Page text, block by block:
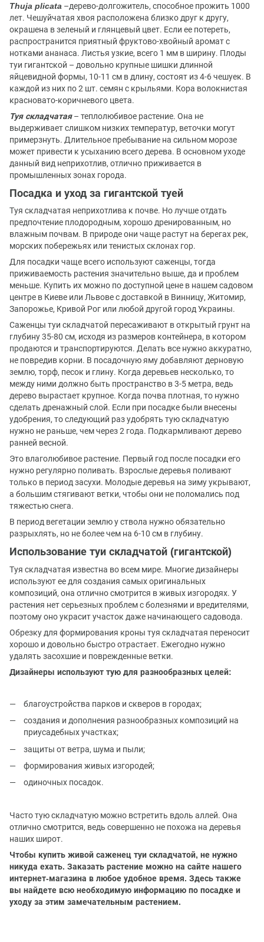
Thuja plicata –дерево-долгожитель, способное прожить 1000
лет. Чешуйчатая хвоя расположена близко друг к другу,
окрашена в зеленый и глянцевый цвет. Если ее потереть,
распространится приятный фруктово-хвойный аромат с
нотками ананаса. Листья узкие, всего 1 мм в ширину. Плоды
туи гигантской – довольно крупные шишки длинной
яйцевидной формы, 10-11 см в длину, состоят из 4-6 чешуек. В
каждой из них по 2 шт. семян с крыльями. Кора волокнистая
красновато-коричневого цвета.
Туя складчатая– теплолюбивое растение. Она не
выдерживает слишком низких температур, веточки могут
примерзнуть. Длительное пребывание на сильном морозе
может привести к усыханию всего дерева. В основном уходе
данный вид неприхотлив, отлично приживается в
промышленных зонах города.
Посадка и уход за гигантской туей
Туя складчатая неприхотлива к почве. Но лучше отдать
предпочтение плодородным, хорошо дренированным, но
влажным почвам. В природе они чаще растут на берегах рек,
морских побережьях или тенистых склонах гор.
Для посадки чаще всего используют саженцы, тогда
приживаемость растения значительно выше, да и проблем
меньше. Купить их можно по доступной цене в нашем садовом
центре в Киеве или Львове с доставкой в Винницу, Житомир,
Запорожье, Кривой Рог или любой другой город Украины.
Саженцы туи складчатой пересаживают в открытый грунт на
глубину 35-80 см, исходя из размеров контейнера, в котором
продаются и транспортируются. Делать все нужно аккуратно,
не повредив корни. В посадочную яму добавляют дерновую
землю, торф, песок и глину. Когда деревьев несколько, то
между ними должно быть пространство в 3-5 метра, ведь
дерево вырастает крупное. Когда почва плотная, то нужно
сделать дренажный слой. Если при посадке были внесены
удобрения, то следующий раз удобрять тую складчатую
нужно не раньше, чем через 2 года. Подкармливают дерево
ранней весной.
Это влаголюбивое растение. Первый год после посадки его
нужно регулярно поливать. Взрослые деревья поливают
только в период засухи. Молодые деревья на зиму укрывают,
а большим стягивают ветки, чтобы они не поломались под
тяжестью снега.
В период вегетации землю у ствола нужно обязательно
разрыхлять, но не более чем на 6-10 см в глубину.
Использование туи складчатой (гигантской)
Туя складчатая известна во всем мире. Многие дизайнеры
используют ее для создания самых оригинальных
композиций, она отлично смотрится в живых изгородях. У
растения нет серьезных проблем с болезнями и вредителями,
поэтому оно украсит участок даже начинающего садовода.
Обрезку для формирования кроны туя складчатая переносит
хорошо и довольно быстро отрастает. Ежегодно нужно
удалять засохшие и поврежденные ветки.
Дизайнеры используют тую для разнообразных целей:
благоустройства парков и скверов в городах;
создания и дополнения разнообразных композиций на
приусадебных участках;
защиты от ветра, шума и пыли;
формирования живых изгородей;
одиночных посадок.
Часто тую складчатую можно встретить вдоль аллей. Она
отлично смотрится, ведь совершенно не похожа на деревья
наших широт.
Чтобы купить живой саженец туи складчатой, не нужно
никуда ехать. Заказать растение можно на сайте нашего
интернет-магазина в любое удобное время. Здесь также
вы найдете всю необходимую информацию по посадке и
уходу за этим замечательным растением.